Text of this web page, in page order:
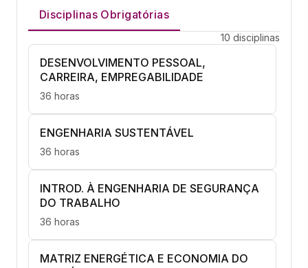
Disciplinas Obrigatórias
10 disciplinas
DESENVOLVIMENTO PESSOAL,
CARREIRA, EMPREGABILIDADE
36 horas
ENGENHARIA SUSTENTÁVEL
36 horas
INTROD. À ENGENHARIA DE SEGURANÇA
DO TRABALHO
36 horas
MATRIZ ENERGÉTICA E ECONOMIA DO